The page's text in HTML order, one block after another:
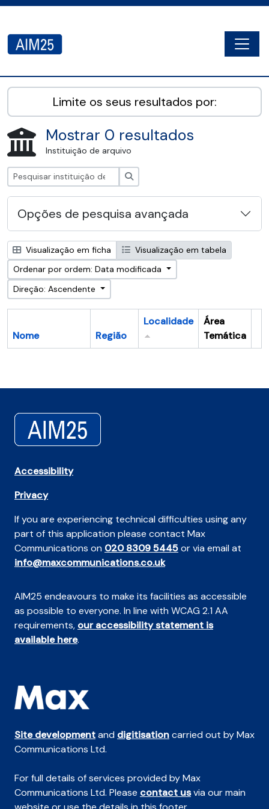
AIM25 - AtoM 2.8.2
Limite os seus resultados por:
Mostrar 0 resultados
Instituição de arquivo
Opções de pesquisa avançada
Visualização em ficha
Visualização em tabela
Ordenar por ordem: Data modificada
Direção: Ascendente
Nome Região
Localidade
Área
Temática
Accessibility
Privacy
If you are experiencing technical difficulties using any
part of this application please contact Max
Communications on 020 8309 5445or via email at
info@maxcommunications.co.uk
AIM25 endeavours to make its facilities as accessible
as possible to everyone. In line with WCAG 2.1 AA
requirements, our accessibility statement is
available here.
Site developmentand digitisationcarried out by Max
Communications Ltd.
For full details of services provided by Max
Communications Ltd. Please contact usvia our main